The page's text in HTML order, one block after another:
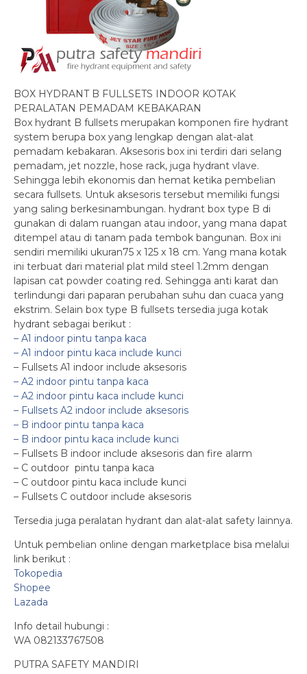
BOX HYDRANT B FULLSETS INDOOR KOTAK
PERALATAN PEMADAM KEBAKARAN
Box hydrant B fullsets merupakan komponen fire hydrant
system berupa box yang lengkap dengan alat-alat
pemadam kebakaran. Aksesoris box ini terdiri dari selang
pemadam, jet nozzle, hose rack, juga hydrant vlave.
Sehingga lebih ekonomis dan hemat ketika pembelian
secara fullsets. Untuk aksesoris tersebut memiliki fungsi
yang saling berkesinambungan. hydrant box type B di
gunakan di dalam ruangan atau indoor, yang mana dapat
ditempel atau di tanam pada tembok bangunan. Box ini
sendiri memiliki ukuran75 x 125 x 18 cm. Yang mana kotak
ini terbuat dari material plat mild steel 1.2mm dengan
lapisan cat powder coating red. Sehingga anti karat dan
terlindungi dari paparan perubahan suhu dan cuaca yang
ekstrim. Selain box type B fullsets tersedia juga kotak
hydrant sebagai berikut :
– A1 indoor pintu tanpa kaca
– A1 indoor pintu kaca include kunci
– Fullsets A1 indoor include aksesoris
– A2 indoor pintu tanpa kaca
– A2 indoor pintu kaca include kunci
– Fullsets A2 indoor include aksesoris
– B indoor pintu tanpa kaca
– B indoor pintu kaca include kunci
– Fullsets B indoor include aksesoris dan fire alarm
– C outdoor pintu tanpa kaca
– C outdoor pintu kaca include kunci
– Fullsets C outdoor include aksesoris
Tersedia juga peralatan hydrant dan alat-alat safety lainnya.
Untuk pembelian online dengan marketplace bisa melalui
link berikut :
Tokopedia
Shopee
Lazada
Info detail hubungi :
WA 082133767508
PUTRA SAFETY MANDIRI